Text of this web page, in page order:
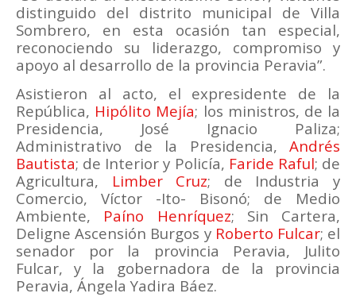
distinguido del distrito municipal de Villa
Sombrero, en esta ocasión tan especial,
reconociendo su liderazgo, compromiso y
apoyo al desarrollo de la provincia Peravia”.
Asistieron al acto, el expresidente de la
República, Hipólito Mejía; los ministros, de la
Presidencia, José Ignacio Paliza;
Administrativo de la Presidencia, Andrés
Bautista; de Interior y Policía, Faride Raful; de
Agricultura, Limber Cruz; de Industria y
Comercio, Víctor -Ito- Bisonó; de Medio
Ambiente, Paíno Henríquez; Sin Cartera,
Deligne Ascensión Burgos y Roberto Fulcar; el
senador por la provincia Peravia, Julito
Fulcar, y la gobernadora de la provincia
Peravia, Ángela Yadira Báez.